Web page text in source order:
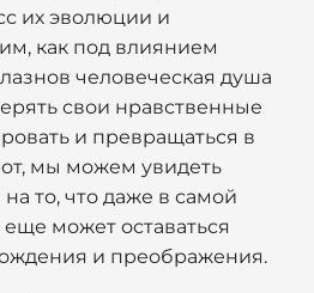
их эволюции и
как под влиянием
человеческая душа
свои нравственные
и превращаться в
мы можем увидеть
то, что даже в самой
может оставаться
и преображения.